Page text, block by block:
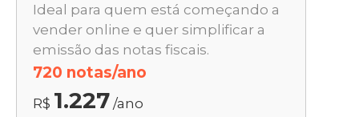
Ideal para quem está começando a
vender online e quer simplificar a
emissão das notas fiscais.
720 notas/ano
R$ 1.227 /ano